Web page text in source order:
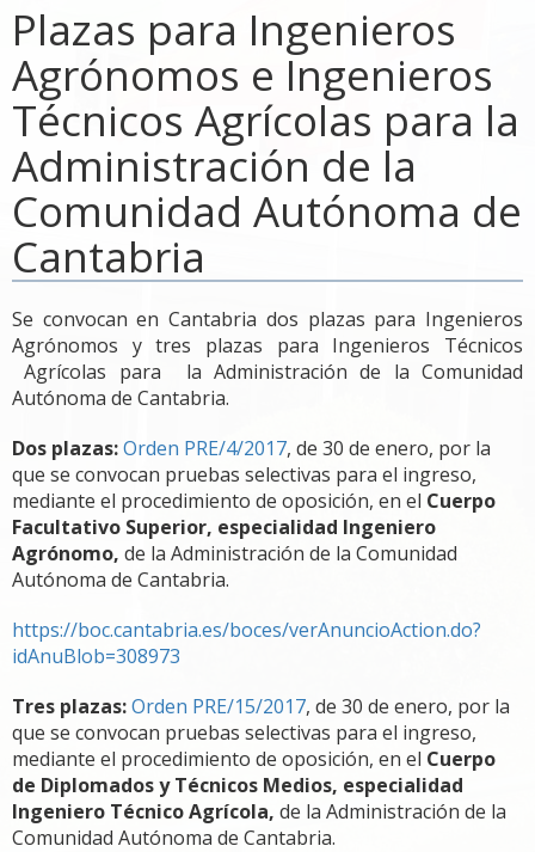
Plazas para Ingenieros
Agrónomos e Ingenieros
Técnicos Agrícolas para la
Administración de la
Comunidad Autónoma de
Cantabria
Se convocan en Cantabria dos plazas para Ingenieros
Agrónomos y tres plazas para Ingenieros Técnicos
Agrícolas para la Administración de la Comunidad
Autónoma de Cantabria.
Dos plazas:Orden PRE/4/2017, de 30 de enero, por la
que se convocan pruebas selectivas para el ingreso,
mediante el procedimiento de oposición, en el Cuerpo
Facultativo Superior, especialidad Ingeniero
Agrónomo, de la Administración de la Comunidad
Autónoma de Cantabria.
https://boc.cantabria.es/boces/verAnuncioAction.do?
idAnuBlob=308973
Tres plazas:Orden PRE/15/2017, de 30 de enero, por la
que se convocan pruebas selectivas para el ingreso,
mediante el procedimiento de oposición, en el Cuerpo
de Diplomados y Técnicos Medios, especialidad
Ingeniero Técnico Agrícola, de la Administración de la
Comunidad Autónoma de Cantabria.